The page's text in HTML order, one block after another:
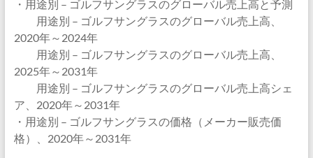
・用途別 – ゴルフサングラスのグローバル売上高と予測
用途別 – ゴルフサングラスのグローバル売上高、
2020年～2024年
用途別 – ゴルフサングラスのグローバル売上高、
2025年～2031年
用途別 – ゴルフサングラスのグローバル売上高シェ
ア、2020年～2031年
・用途別 – ゴルフサングラスの価格（メーカー販売価
格）、2020年～2031年